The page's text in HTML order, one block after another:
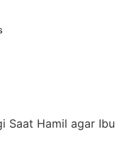
Saat Hamil agar Ibu